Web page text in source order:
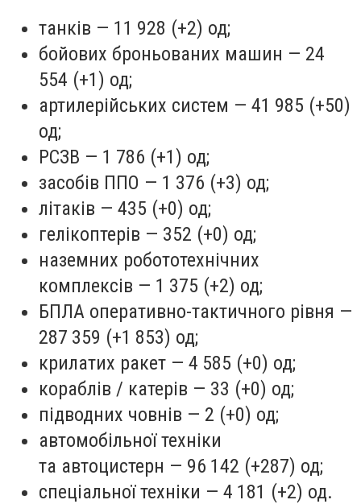
танків — 11 928 (+2) од;
бойових броньованих машин — 24
554 (+1) од;
артилерійських систем — 41 985 (+50)
од;
РСЗВ — 1 786 (+1) од;
засобів ППО — 1 376 (+3) од;
літаків — 435 (+0) од;
гелікоптерів — 352 (+0) од;
наземних робототехнічних
комплексів — 1 375 (+2) од;
БПЛА оперативно-тактичного рівня —
287 359 (+1 853) од;
крилатих ракет — 4 585 (+0) од;
кораблів / катерів — 33 (+0) од;
підводних човнів — 2 (+0) од;
автомобільної техніки
та автоцистерн — 96 142 (+287) од;
спеціальної техніки — 4 181 (+2) од.